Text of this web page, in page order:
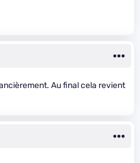
Au final cela revient